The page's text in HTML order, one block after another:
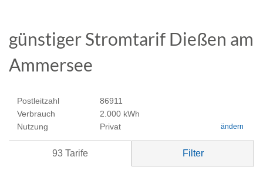
günstiger Stromtarif Dießen am
Ammersee